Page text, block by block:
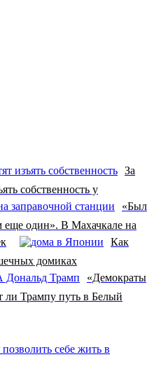
За
собственность у
«Был
еще один». В Махачкале на
Как
домиках
«Демократы
ли Трампу путь в Белый
себе жить в